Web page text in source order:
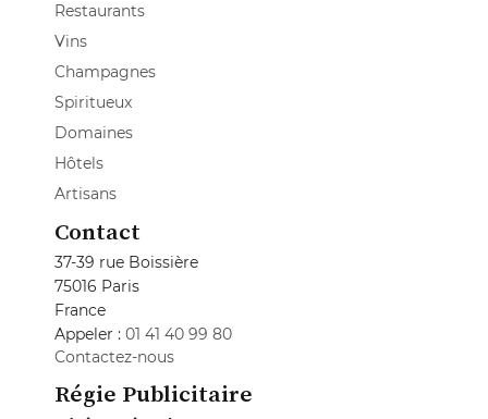
Restaurants
Vins
Champagnes
Spiritueux
Domaines
Hôtels
Artisans
Contact
37-39 rue Boissière
75016 Paris
France
Appeler : 01 41 40 99 80
Contactez-nous
Régie Publicitaire